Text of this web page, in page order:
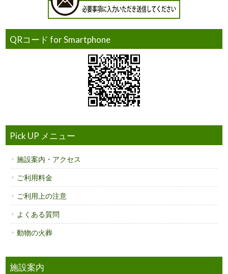
QRコード for Smartphone
Pick UP メニュー
施設案内・アクセス
ご利用料金
ご利用上の注意
よくある質問
動物の火葬
施設案内